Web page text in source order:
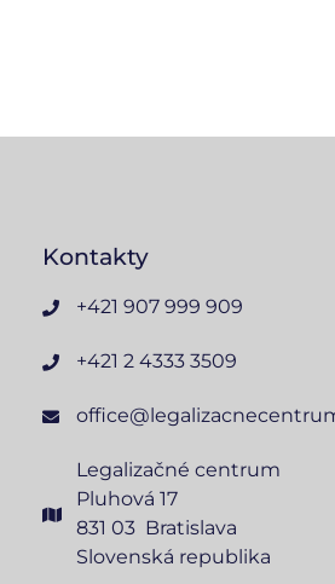
Kontakty
+421 907 999 909
+421 2 4333 3509
Legalizačné centrum
Pluhová 17
831 03 Bratislava
Slovenská republika